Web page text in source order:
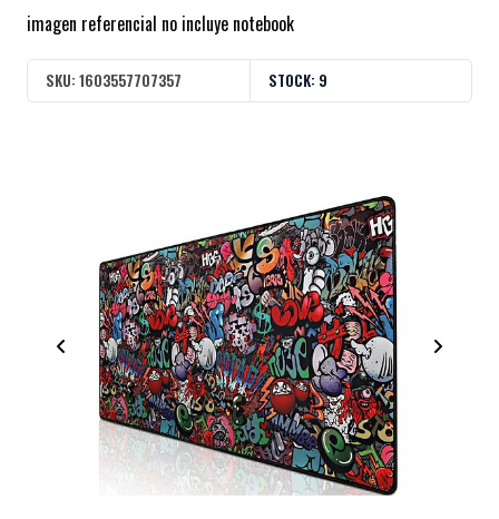
imagen referencial no incluye notebook
SKU: 1603557707357 STOCK: 9